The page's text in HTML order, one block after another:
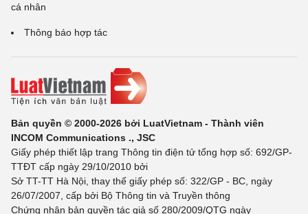
cá nhân
Thông báo hợp tác
Bản quyền © 2000-2026 bởi LuatVietnam - Thành viên
INCOM Communications ., JSC
Giấy phép thiết lập trang Thông tin điện tử tổng hợp số: 692/GP-
TTĐT cấp ngày 29/10/2010 bởi
Sở TT-TT Hà Nội, thay thế giấy phép số: 322/GP - BC, ngày
26/07/2007, cấp bởi Bộ Thông tin và Truyền thông
Chứng nhận bản quyền tác giả số 280/2009/QTG ngày